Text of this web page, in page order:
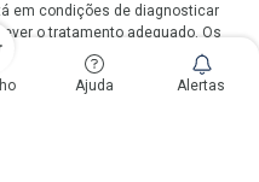
Ajuda Alertas
em condições de diagnosticar
o tratamento adequado. Os
para compras via internet. As
ilustrativas. *Preços e
decorrer do dia. Antibióticos e